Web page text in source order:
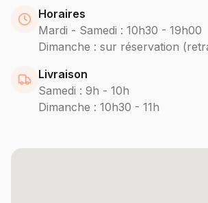
Horaires
Mardi - Samedi : 10h30 - 19h00
Dimanche : sur réservation
Livraison
Samedi : 9h - 10h
Dimanche : 10h30 - 11h